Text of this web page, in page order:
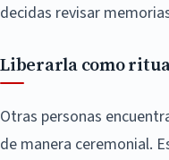
decidas revisar
Liberarla como
Otras personas
de manera ceremonial.